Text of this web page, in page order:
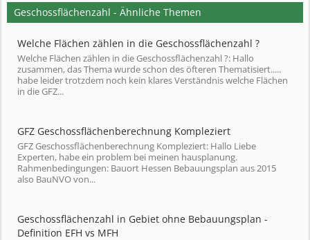
Geschossflächenzahl - Ähnliche Themen
Welche Flächen zählen in die Geschossflächenzahl ?
Welche Flächen zählen in die Geschossflächenzahl ?: Hallo
zusammen, das Thema wurde schon des öfteren Thematisiert.....
habe leider trotzdem noch kein klares Verständnis welche Flächen
in die GFZ...
GFZ Geschossflächenberechnung Kompleziert
GFZ Geschossflächenberechnung Kompleziert: Hallo Liebe
Experten, habe ein problem bei meinen hausplanung.
Rahmenbedingungen: Bauort Hessen Bebauungsplan aus 2015
also BauNVO von...
Geschossflächenzahl in Gebiet ohne Bebauungsplan -
Definition EFH vs MFH